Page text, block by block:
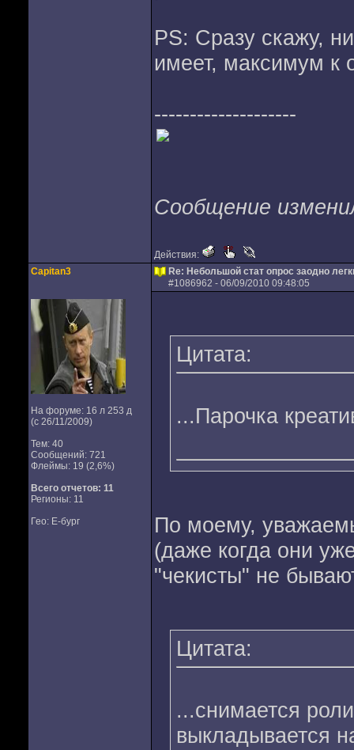
PS: Сразу скажу,
имеет, максимум к
--------------------
Сообщение
Действия:
Capitan3
На форуме: 16 л 253 д
(с 26/11/2009)
Тем: 40
Сообщений: 721
Флеймы: 19 (2,6%)
Всего отчетов: 11
Регионы: 11
Гео: Е-бург
Re: Небольшой стат опрос заодно
#1086962 - 06/09/2010 09:48:05
Цитата:
...Парочка
По моему,
(даже когда они
"чекисты" не
Цитата:
...снимается
выкладывается